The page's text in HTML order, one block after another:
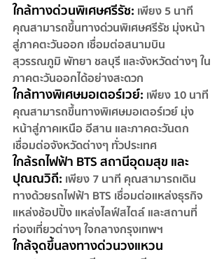
ใกล้ทางด่วนพิเศษศรีรัช: เพียง 5 นาที
คุณสามารถขึ้นทางด่วนพิเศษศรีรัช มุ่งหน้า
สู่ภาคตะวันออก เชื่อมต่อสนามบิน
สุวรรณภูมิ พัทยา ชลบุรี และจังหวัดต่างๆ ใน
ภาคตะวันออกได้อย่างสะดวก
ใกล้ทางพิเศษมอเตอร์เวย์: เพียง 10 นาที
คุณสามารถขึ้นทางพิเศษมอเตอร์เวย์ มุ่ง
หน้าสู่ภาคเหนือ อีสาน และภาคตะวันตก
เชื่อมต่อจังหวัดต่างๆ ทั่วประเทศ
ใกล้รถไฟฟ้า BTS สถานีอุดมสุข และ
ปุณณวิถี: เพียง 7 นาที คุณสามารถเดิน
ทางด้วยรถไฟฟ้า BTS เชื่อมต่อแหล่งธุรกิจ
แหล่งช้อปปิ้ง แหล่งไลฟ์สไตล์ และสถานที่
ท่องเที่ยวต่างๆ ใจกลางกรุงเทพฯ
ใกล้จุดขึ้นลงทางด่วนวงแหวน